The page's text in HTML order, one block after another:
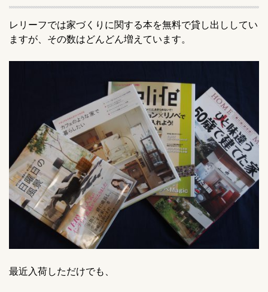
レリーフでは家づくりに関する本を無料で貸し出ししてい
ますが、その数はどんどん増えています。
最近入荷しただけでも、